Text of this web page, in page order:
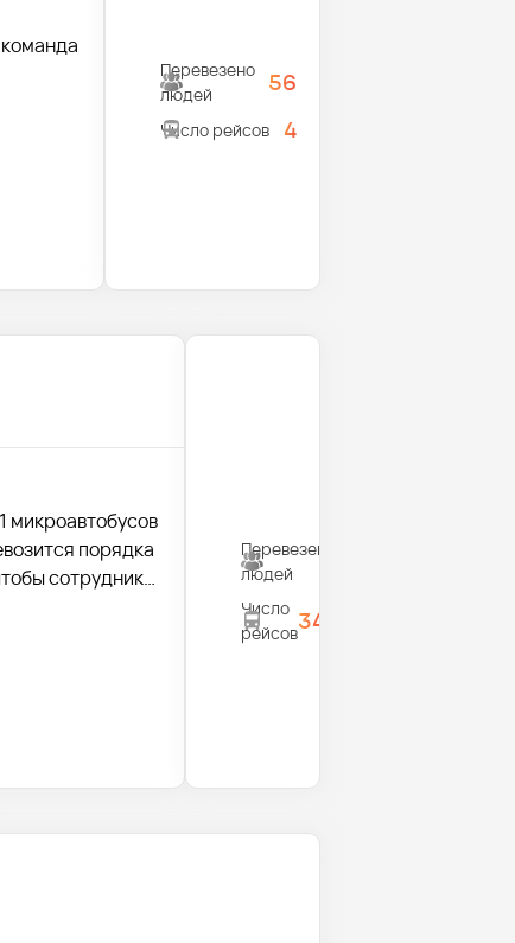
Перевезено
людей
56
Число рейсов 4
микроавтобусов
порядка
сотрудники
Перевезено
людей
Число
рейсов34